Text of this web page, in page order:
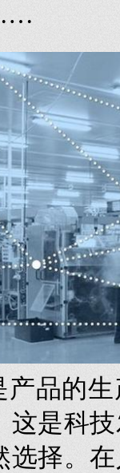
品的
这是科
选择。